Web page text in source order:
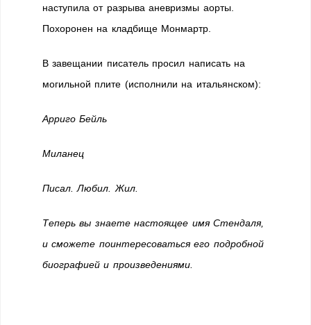
наступила от разрыва аневризмы аорты.
Похоронен на кладбище Монмартр.
В завещании писатель просил написать на
могильной плите (исполнили на итальянском):
Арриго Бейль
Миланец
Писал. Любил. Жил.
Теперь вы знаете настоящее имя Стендаля,
и сможете поинтересоваться его подробной
биографией и произведениями.